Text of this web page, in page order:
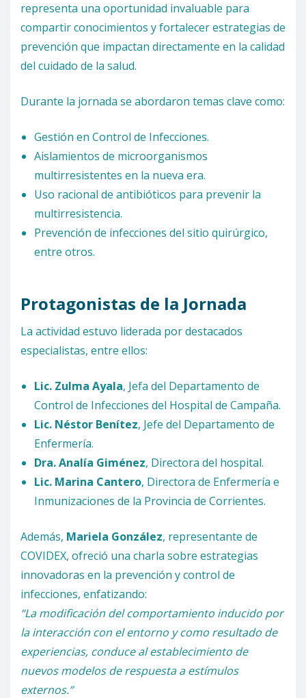
representa una oportunidad invaluable para
compartir conocimientos y fortalecer estrategias de
prevención que impactan directamente en la calidad
del cuidado de la salud.
Durante la jornada se abordaron temas clave como:
Gestión en Control de Infecciones.
Aislamientos de microorganismos
multirresistentes en la nueva era.
Uso racional de antibióticos para prevenir la
multirresistencia.
Prevención de infecciones del sitio quirúrgico,
entre otros.
Protagonistas de la Jornada
La actividad estuvo liderada por destacados
especialistas, entre ellos:
Lic. Zulma Ayala, Jefa del Departamento de
Control de Infecciones del Hospital de Campaña.
Lic. Néstor Benítez, Jefe del Departamento de
Enfermería.
Dra. Analía Giménez, Directora del hospital.
Lic. Marina Cantero, Directora de Enfermería e
Inmunizaciones de la Provincia de Corrientes.
Además, Mariela González, representante de
COVIDEX, ofreció una charla sobre estrategias
innovadoras en la prevención y control de
infecciones, enfatizando:
“La modificación del comportamiento inducido por
la interacción con el entorno y como resultado de
experiencias, conduce al establecimiento de
nuevos modelos de respuesta a estímulos
externos.”